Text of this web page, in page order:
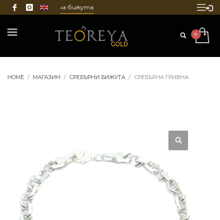
и гравиране на бижута
HOME МАГАЗИН СРЕБЪРНИ БИЖУТА СРЕБЪРНА ГРИВНА